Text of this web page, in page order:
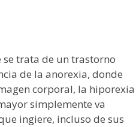
se trata de un trastorno
de la anorexia, donde
corporal, la hiporexia
simplemente va
ingiere, incluso de sus